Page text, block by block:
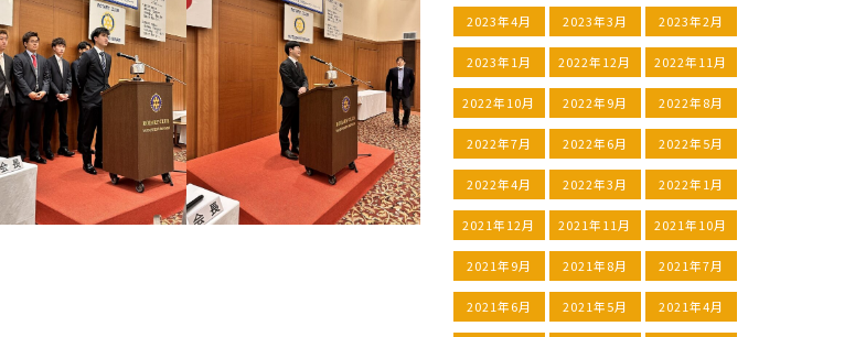
2023年4月 2023年3月 2023年2月
2023年1月 2022年12月 2022年11月
2022年10月 2022年9月 2022年8月
2022年7月 2022年6月 2022年5月
2022年4月 2022年3月 2022年1月
2021年12月 2021年11月 2021年10月
2021年9月 2021年8月 2021年7月
2021年6月 2021年5月 2021年4月